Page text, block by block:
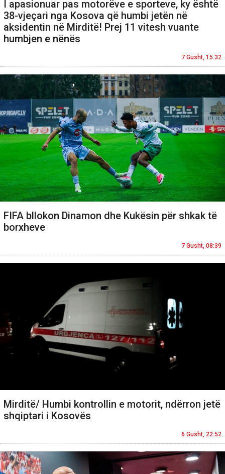
I apasionuar pas motorëve e sporteve, ky është
38-vjeçari nga Kosova që humbi jetën në
aksidentin në Mirditë! Prej 11 vitesh vuante
humbjen e nënës
7 Gusht, 15:32
FIFA bllokon Dinamon dhe Kukësin për shkak të
borxheve
7 Gusht, 08:39
Mirditë/ Humbi kontrollin e motorit, ndërron jetë
shqiptari i Kosovës
6 Gusht, 22:52